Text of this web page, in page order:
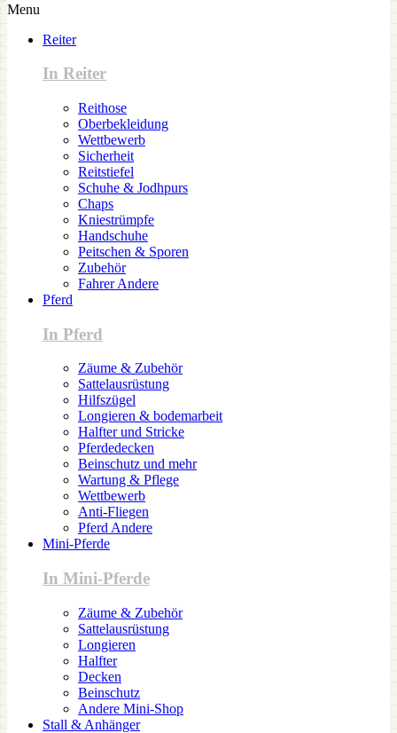
Menu
Reiter
In Reiter
Reithose
Oberbekleidung
Wettbewerb
Sicherheit
Reitstiefel
Schuhe & Jodhpurs
Chaps
Kniestrümpfe
Handschuhe
Peitschen & Sporen
Zubehör
Fahrer Andere
Pferd
In Pferd
Zäume & Zubehör
Sattelausrüstung
Hilfszügel
Longieren & bodemarbeit
Halfter und Stricke
Pferdedecken
Beinschutz und mehr
Wartung & Pflege
Wettbewerb
Anti-Fliegen
Pferd Andere
Mini-Pferde
In Mini-Pferde
Zäume & Zubehör
Sattelausrüstung
Longieren
Halfter
Decken
Beinschutz
Andere Mini-Shop
Stall & Anhänger